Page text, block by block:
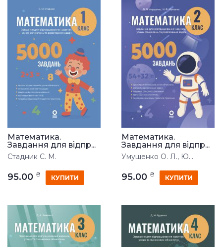
Математика.
Завдання для відпр...
Стадник С. М.
95.00 ₴ КУПИТИ
Математика.
Завдання для відпр...
Умущенко О. Л., Ю...
95.00 ₴ КУПИТИ